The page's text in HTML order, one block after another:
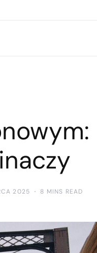
2025 8 MINS READ